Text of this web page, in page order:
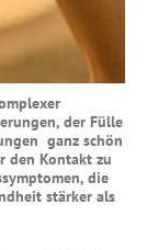
der Fülle
ganz schön
den Kontakt zu
die
stärker als